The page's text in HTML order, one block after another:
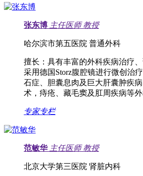
张东博 主任医师 教授
哈尔滨市第五医院 普通外科
擅长： 具有丰富的外科疾病治疗
采用德国Storz腹腔镜进行微创治
石症、胆囊息肉及巨大肝囊肿疾
术，痔疮、藏毛窦及肛周疾病等
专家专栏
范敏华 主任医师 教授
北京大学第三医院 肾脏内科